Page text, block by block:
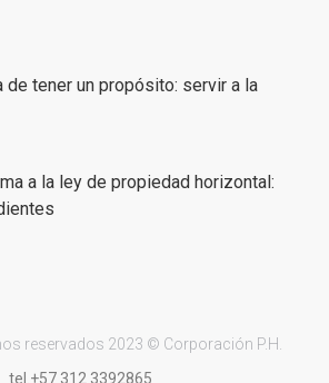
de tener un propósito: servir a la
a la ley de propiedad horizontal:
reservados 2023 © Corporación P.H.
tel.+57 312 3392865